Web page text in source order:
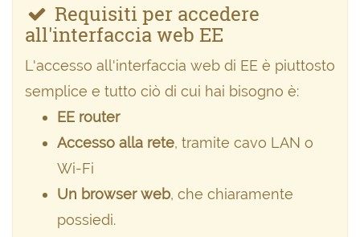
Requisiti per accedere
all'interfaccia web EE
L'accesso all'interfaccia web di EE è piuttosto
semplice e tutto ciò di cui hai bisogno è:
EE router
Accesso alla rete, tramite cavo LAN o
Wi-Fi
Un browser web, che chiaramente
possiedi.